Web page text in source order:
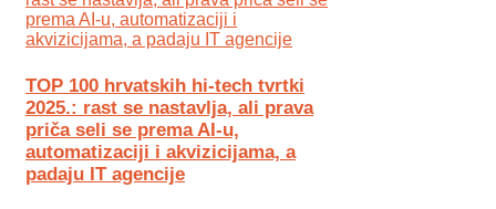
TOP 100 hrvatskih hi-tech tvrtki
2025.: rast se nastavlja, ali prava
priča seli se prema AI-u,
automatizaciji i akvizicijama, a
padaju IT agencije